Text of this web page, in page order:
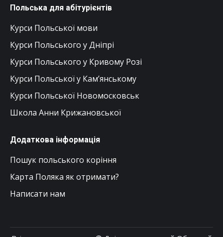
Польська для абітурієнтів
Курси Польської мови
Курси Польського у Дніпрі
Курси Польського у Кривому Розі
Курси Польської у Кам’янському
Курси Польської Новомосковськ
Школа Анни Крижановської
Додаткова інформація
Пошук польського коріння
Карта Поляка як отримати?
Написати нам